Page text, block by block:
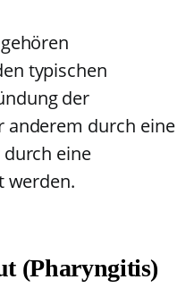
typischen
der
anderem durch eine
eine
werden.
(Pharyngitis)